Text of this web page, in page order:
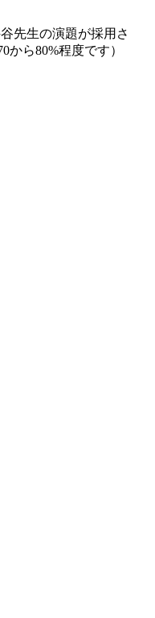
先生の演題が採用さ
ら80%程度です）